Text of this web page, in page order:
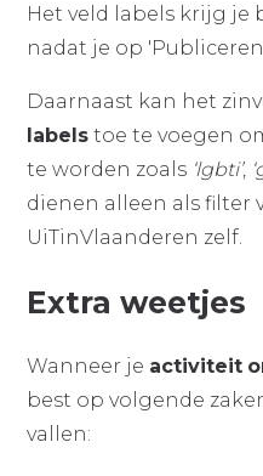
Het veld labels krijg je
nadat je op
Daarnaast kan het
labels toe te voegen
te worden zoals ‘lgbti’,
dienen alleen als filter
UiTinVlaanderen zelf.
Extra weetjes
Wanneer je activiteit
best op volgende
vallen: